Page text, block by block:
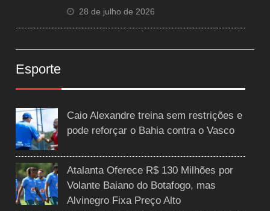
28 de julho de 2026
Esporte
Caio Alexandre treina sem restrições e
pode reforçar o Bahia contra o Vasco
Atalanta Oferece R$ 130 Milhões por
Volante Baiano do Botafogo, mas
Alvinegro Fixa Preço Alto